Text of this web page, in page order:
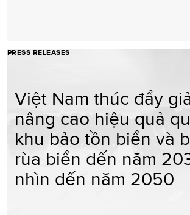
PRESS RELEASES
Việt Nam thúc đẩy
nâng cao hiệu quả
khu bảo tồn biển và
rùa biển đến năm
nhìn đến năm 2050